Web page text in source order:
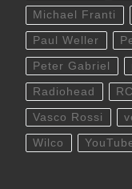
Michael Franti
Paul Weller
Peter Gabriel
Radiohead
Vasco Rossi
Wilco